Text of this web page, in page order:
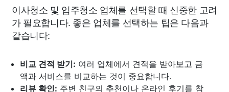
이사청소 및 입주청소 업체를 선택할 때 신중한 고려
가 필요합니다. 좋은 업체를 선택하는 팁은 다음과
같습니다:
비교 견적 받기: 여러 업체에서 견적을 받아보고 금
액과 서비스를 비교하는 것이 중요합니다.
리뷰 확인: 주변 친구의 추천이나 온라인 후기를 참